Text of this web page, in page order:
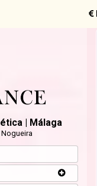
| Málaga